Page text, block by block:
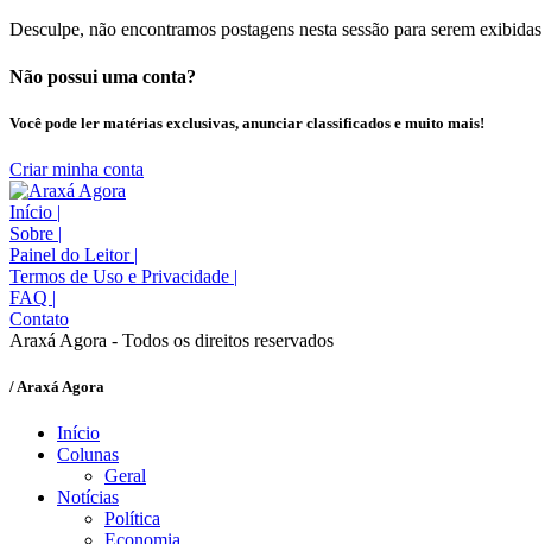
Desculpe, não encontramos postagens nesta sessão para serem
Não possui uma conta?
Você pode ler matérias exclusivas, anunciar classificados e muito mais!
Criar minha conta
Início |
Sobre |
Painel do Leitor |
Termos de Uso e Privacidade |
FAQ |
Contato
Araxá Agora - Todos os direitos reservados
/ Araxá Agora
Início
Colunas
Geral
Notícias
Política